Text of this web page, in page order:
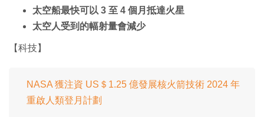
太空船最快可以 3 至 4 個月抵達火星
太空人受到的幅射量會減少
【科技】
NASA 獲注資 US＄1.25 億發展核火箭技術 2024 年
重啟人類登月計劃